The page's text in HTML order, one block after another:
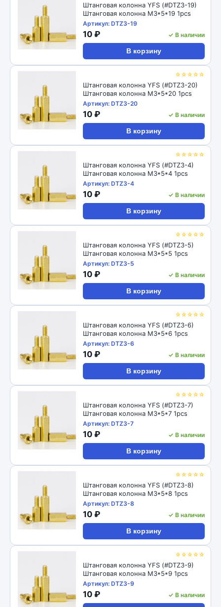
Штанговая колонна YFS (#DTZ3-19)
Штанговая колонна M3*5*19 1pcs
Артикул: DTZ3-19
10 ₽ ✓ В наличии
В корзину
☆☆☆☆☆
Штанговая колонна YFS (#DTZ3-20)
Штанговая колонна M3*5*20 1pcs
Артикул: DTZ3-20
10 ₽ ✓ В наличии
В корзину
☆☆☆☆☆
Штанговая колонна YFS (#DTZ3-4)
Штанговая колонна M3*5*4 1pcs
Артикул: DTZ3-4
10 ₽ ✓ В наличии
В корзину
☆☆☆☆☆
Штанговая колонна YFS (#DTZ3-5)
Штанговая колонна M3*5*5 1pcs
Артикул: DTZ3-5
10 ₽ ✓ В наличии
В корзину
☆☆☆☆☆
Штанговая колонна YFS (#DTZ3-6)
Штанговая колонна M3*5*6 1pcs
Артикул: DTZ3-6
10 ₽ ✓ В наличии
В корзину
☆☆☆☆☆
Штанговая колонна YFS (#DTZ3-7)
Штанговая колонна M3*5*7 1pcs
Артикул: DTZ3-7
10 ₽ ✓ В наличии
В корзину
☆☆☆☆☆
Штанговая колонна YFS (#DTZ3-8)
Штанговая колонна M3*5*8 1pcs
Артикул: DTZ3-8
10 ₽ ✓ В наличии
В корзину
☆☆☆☆☆
Штанговая колонна YFS (#DTZ3-9)
Штанговая колонна M3*5*9 1pcs
Артикул: DTZ3-9
10 ₽ ✓ В наличии